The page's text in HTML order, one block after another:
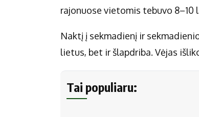
rajonuose vietomis tebuvo 8–10
Naktį į sekmadienį ir
lietus, bet ir šlapdriba. Vėjas
Tai populiaru: